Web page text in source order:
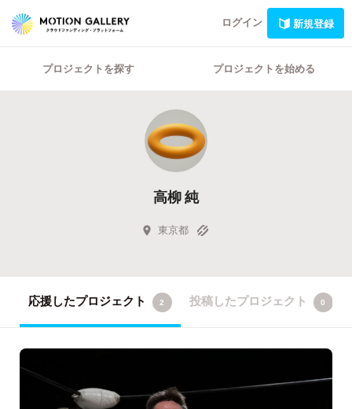
ログイン 新規登録
プロジェクトを探す プロジェクトを始める
高柳 純
東京都
応援したプロジェクト 2 投稿したプロジェクト 0